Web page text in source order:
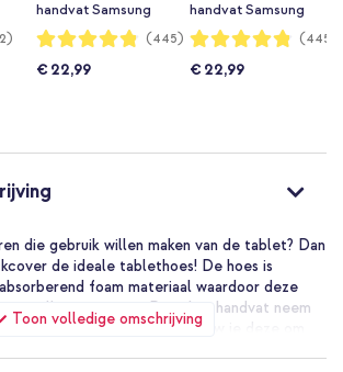
handvat Samsung
Galaxy Tab A11 / A9
Waardering:
96%
(445)
€ 22,99
handvat Samsung
Galaxy Tab A11 / A9
Green
Waardering:
96%
(445)
€ 22,99
Toon volledige omschrijving
die gebruik willen maken van de tablet? Dan
de ideale tablethoes! De hoes is
foam materiaal waardoor deze
vallen en stoten. Door het handvat neem
mee naartoe, of vouw je deze om